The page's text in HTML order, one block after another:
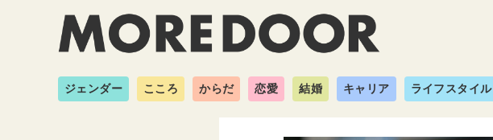
ジェンダー こころ からだ 恋愛 結婚 キャリア ライフスタイル